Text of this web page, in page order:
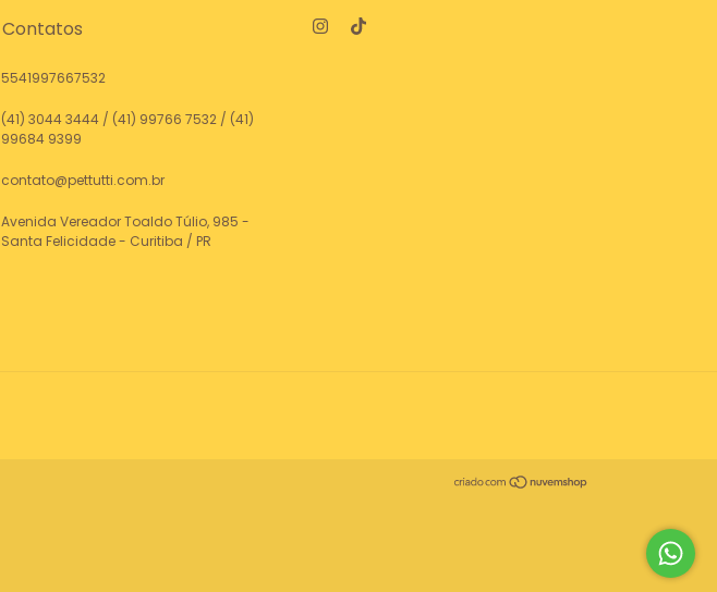
Contatos
5541997667532
(41) 3044 3444 / (41) 99766 7532 / (41)
99684 9399
contato@pettutti.com.br
Avenida Vereador Toaldo Túlio, 985 -
Santa Felicidade - Curitiba / PR